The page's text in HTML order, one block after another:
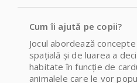
Cum îi ajută pe copii?
Jocul abordează
spațială și de luarea a
habitate în funcție de
animalele care le vor